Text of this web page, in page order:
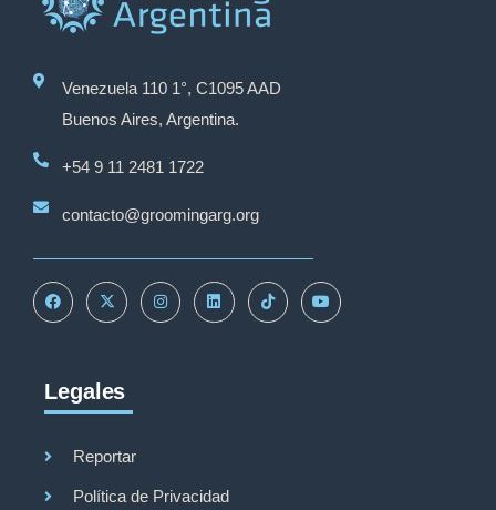
Venezuela 110 1°, C1095 AAD
Buenos Aires, Argentina.
+54 9 11 2481 1722
contacto@groomingarg.org
Legales
Reportar
Política de Privacidad